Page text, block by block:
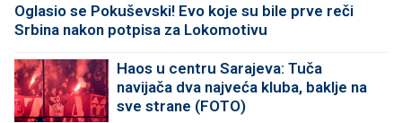
Oglasio se Pokuševski! Evo koje su bile prve reči
Srbina nakon potpisa za Lokomotivu
Haos u centru Sarajeva: Tuča
navijača dva najveća kluba, baklje na
sve strane (FOTO)